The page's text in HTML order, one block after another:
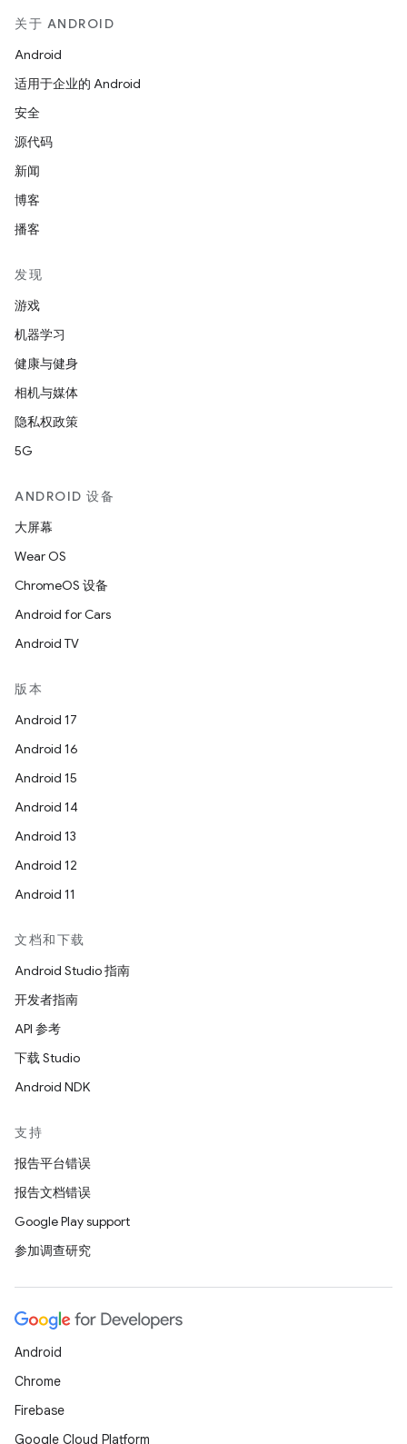
关于 ANDROID
Android
适用于企业的 Android
安全
源代码
新闻
博客
播客
发现
游戏
机器学习
健康与健身
相机与媒体
隐私权政策
5G
ANDROID 设备
大屏幕
Wear OS
ChromeOS 设备
Android for Cars
Android TV
版本
Android 17
Android 16
Android 15
Android 14
Android 13
Android 12
Android 11
文档和下载
Android Studio 指南
开发者指南
API 参考
下载 Studio
Android NDK
支持
报告平台错误
报告文档错误
Google Play support
参加调查研究
Android
Chrome
Firebase
Google Cloud Platform